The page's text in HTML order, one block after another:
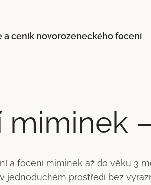
a ceník novorozeneckého focení
miminek
a focení miminek až do věku 3
jednoduchém prostředí bez